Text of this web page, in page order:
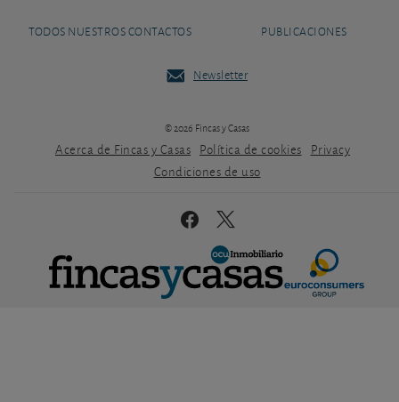
TODOS NUESTROS CONTACTOS PUBLICACIONES
Newsletter
© 2026 Fincas y Casas
Acerca de Fincas y Casas Política de cookies
Privacy
Condiciones de uso